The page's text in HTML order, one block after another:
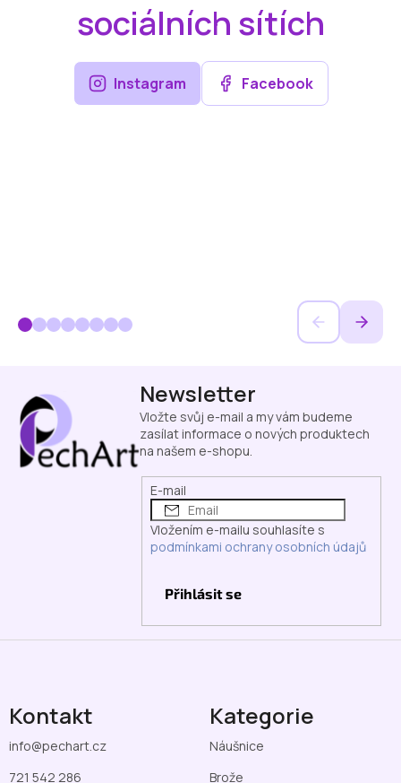
sociálních sítích
Instagram Facebook
Newsletter
Vložte svůj e-mail a my vám budeme
zasílat informace o nových produktech
na našem e-shopu.
E-mail
Vložením e-mailu souhlasíte s
podmínkami ochrany osobních údajů
Přihlásit se
Kontakt
info@pechart.cz
721 542 286
Kategorie
Náušnice
Brože